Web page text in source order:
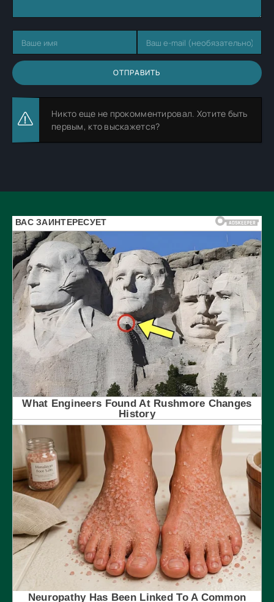
ОТПРАВИТЬ
Никто еще не прокомментировал. Хотите быть
первым, кто выскажется?